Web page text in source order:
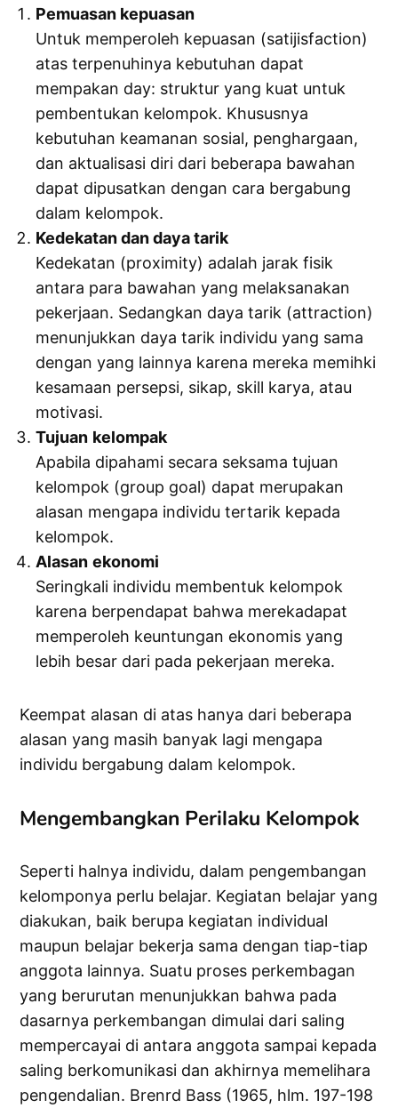
Pemuasan kepuasan
Untuk memperoleh kepuasan (satijisfaction)
atas terpenuhinya kebutuhan dapat
mempakan day: struktur yang kuat untuk
pembentukan kelompok. Khususnya
kebutuhan keamanan sosial, penghargaan,
dan aktualisasi diri dari beberapa bawahan
dapat dipusatkan dengan cara bergabung
dalam kelompok.
Kedekatan dan daya tarik
Kedekatan (proximity) adalah jarak fisik
antara para bawahan yang melaksanakan
pekerjaan. Sedangkan daya tarik (attraction)
menunjukkan daya tarik individu yang sama
dengan yang lainnya karena mereka memihki
kesamaan persepsi, sikap, skill karya, atau
motivasi.
Tujuan kelompak
Apabila dipahami secara seksama tujuan
kelompok (group goal) dapat merupakan
alasan mengapa individu tertarik kepada
kelompok.
Alasan ekonomi
Seringkali individu membentuk kelompok
karena berpendapat bahwa merekadapat
memperoleh keuntungan ekonomis yang
lebih besar dari pada pekerjaan mereka.
Keempat alasan di atas hanya dari beberapa
alasan yang masih banyak lagi mengapa
individu bergabung dalam kelompok.
Mengembangkan Perilaku Kelompok
Seperti halnya individu, dalam pengembangan
kelomponya perlu belajar. Kegiatan belajar yang
diakukan, baik berupa kegiatan individual
maupun belajar bekerja sama dengan tiap-tiap
anggota lainnya. Suatu proses perkembagan
yang berurutan menunjukkan bahwa pada
dasarnya perkembangan dimulai dari saling
mempercayai di antara anggota sampai kepada
saling berkomunikasi dan akhirnya memelihara
pengendalian. Brenrd Bass (1965, hlm. 197-198